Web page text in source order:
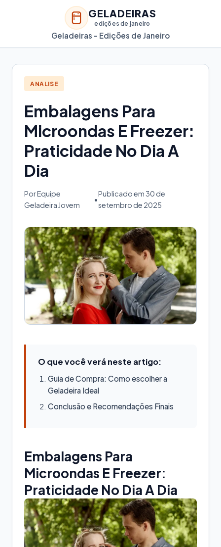
GELADEIRAS
edições de janeiro
Geladeiras - Edições de Janeiro
ANALISE
Embalagens Para
Microondas E Freezer:
Praticidade No Dia A
Dia
Por Equipe
Geladeira Jovem
•
Publicado em 30 de
setembro de 2025
O que você verá neste artigo:
Guia de Compra: Como escolher a
Geladeira Ideal
Conclusão e Recomendações Finais
Embalagens Para
Microondas E Freezer:
Praticidade No Dia A Dia